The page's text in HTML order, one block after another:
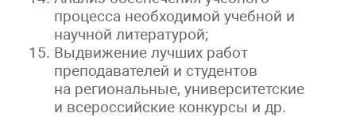
процесса необходимой учебной и
научной литературой;
Выдвижение лучших работ
преподавателей и студентов
на региональные, университетские
и всероссийские конкурсы и др.